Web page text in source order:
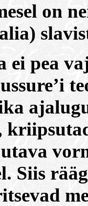
on
ei pea
Siis